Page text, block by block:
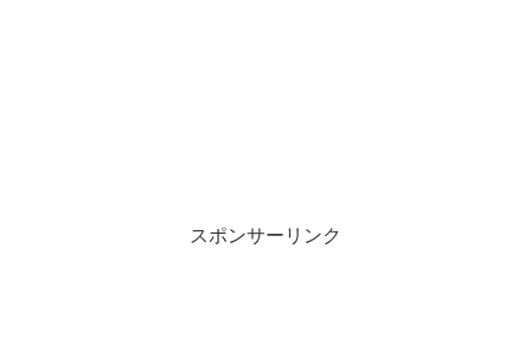
スポンサーリンク